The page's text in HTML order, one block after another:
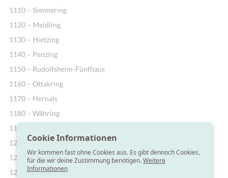
1110 – Simmering
1120 – Meidling
1130 – Hietzing
1140 – Penzing
1150 – Rudolfsheim-Fünfhaus
1160 – Ottakring
1170 – Hernals
1180 – Währing
1190 – Döbling
1200 – Brigittenau
1210 – Floridsdorf
1220 – Donaustadt
Cookie Informationen
Wir kommen fast ohne Cookies aus. Es gibt dennoch Cookies,
für die wir deine Zustimmung benötigen.Weitere
Informationen